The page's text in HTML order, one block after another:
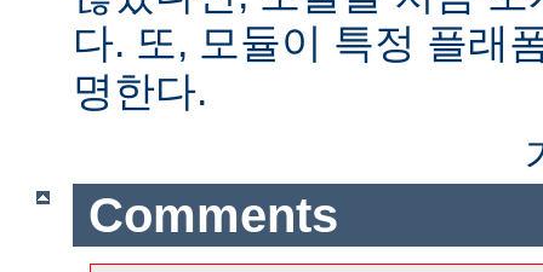
다. 또, 모듈이 특정 플래
명한다.
Comments